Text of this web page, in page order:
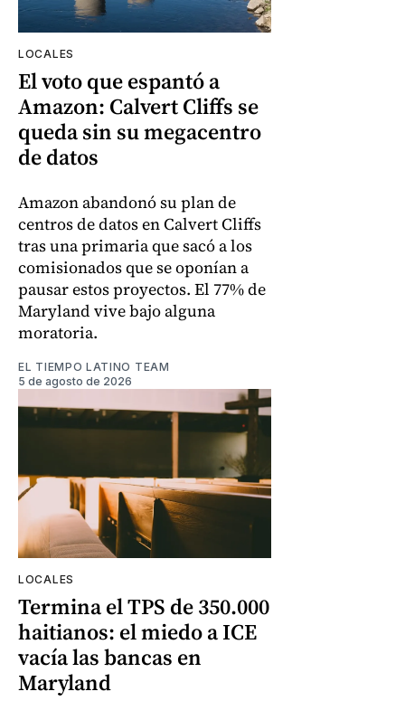
LOCALES
El voto que espantó a
Amazon: Calvert Cliffs se
queda sin su megacentro
de datos
Amazon abandonó su plan de
centros de datos en Calvert Cliffs
tras una primaria que sacó a los
comisionados que se oponían a
pausar estos proyectos. El 77% de
Maryland vive bajo alguna
moratoria.
EL TIEMPO LATINO TEAM
5 de agosto de 2026
LOCALES
Termina el TPS de 350.000
haitianos: el miedo a ICE
vacía las bancas en
Maryland